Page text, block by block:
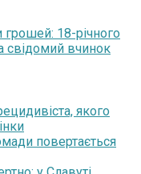
грошей: 18-річного
свідомий вчинок
якого
повертається